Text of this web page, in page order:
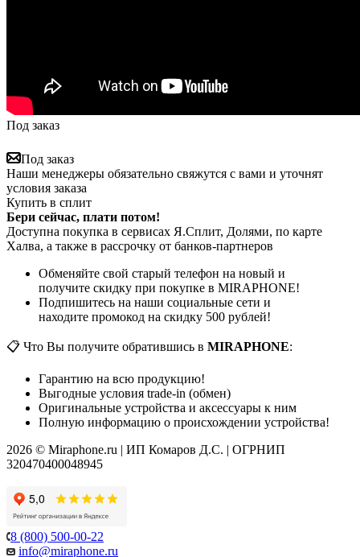
Под заказ
Под заказ
Наши менеджеры обязательно свяжутся с вами и уточнят
условия заказа
Купить в сплит
Бери сейчас, плати потом!
Доступна покупка в сервисах Я.Сплит, Долями, по карте
Халва, а также в рассрочку от банков-партнеров
Обменяйте свой старый телефон на новый и
получите скидку при покупке в MIRAPHONE!
Подпишитесь на наши социальные сети и
находите промокод на скидку 500 рублей!
📋 Что Вы получите обратившись в MIRAPHONE:
Гарантию на всю продукцию!
Выгодные условия trade-in (обмен)
Оригинальные устройства и аксессуары к ним
Полную информацию о происхождении устройства!
2026 © Miraphone.ru | ИП Комаров Д.С. | ОГРНИП
320470400048945
8 (800) 500-00-22
info@miraphone.ru